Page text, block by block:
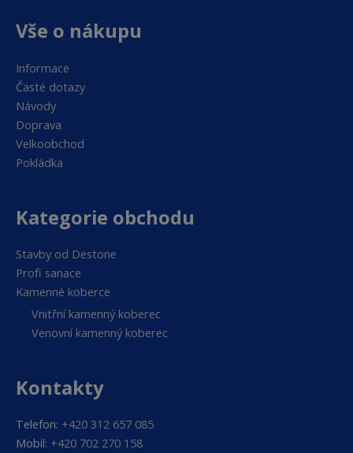
Vše o nákupu
Informace
Časté dotazy
Návody
Doprava
Velkoobchod
Pokládka
Kategorie obchodu
Stavby od Destone
Profi sanace
Kamenné koberce
Vnitřní kamenný koberec
Venovní kamenný koberec
Kontakty
Telefon: +420 312 657 085
Mobil: +420 702 270 158